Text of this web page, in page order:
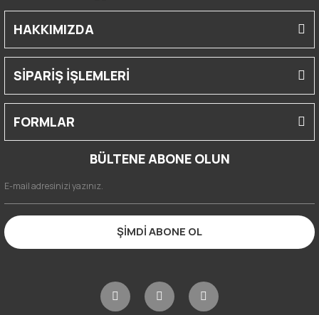
HAKKIMIZDA
SİPARİŞ İŞLEMLERİ
FORMLAR
BÜLTENE ABONE OLUN
ŞİMDİ ABONE OL